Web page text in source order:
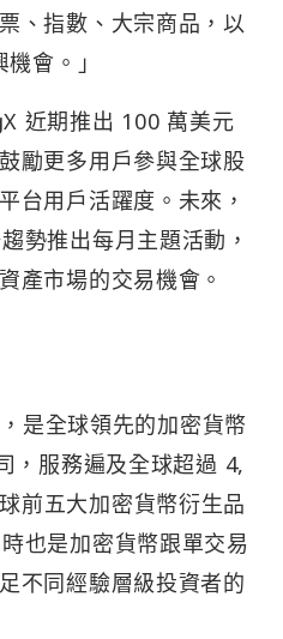
、指數、大宗商品，以
會。」
近期推出 100 萬美元
勵更多用戶參與全球股
台用戶活躍度。未來，
勢推出每月主題活動，
產市場的交易機會。
是全球領先的加密貨幣
，服務遍及全球超過 4,
前五大加密貨幣衍生品
也是加密貨幣跟單交易
不同經驗層級投資者的